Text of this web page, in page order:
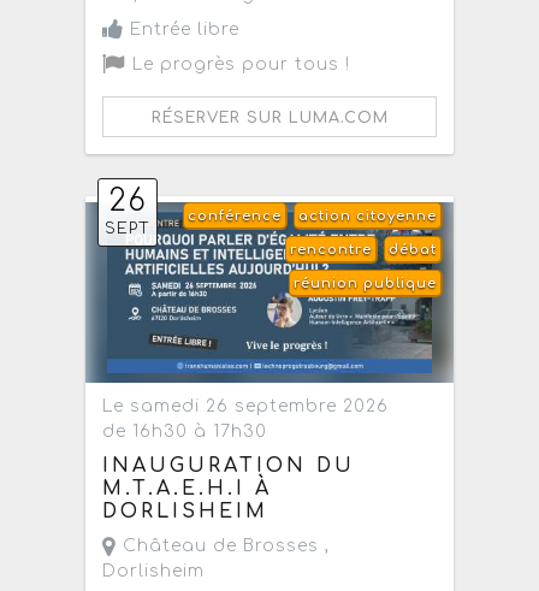
Entrée libre
Le progrès pour tous !
RÉSERVER SUR LUMA.COM
26
SEPT
action citoyenne
conférence
débat
rencontre
réunion publique
Le samedi 26 septembre 2026
de 16h30 à 17h30
INAUGURATION DU
M.T.A.E.H.I À
DORLISHEIM
Château de Brosses ,
Dorlisheim